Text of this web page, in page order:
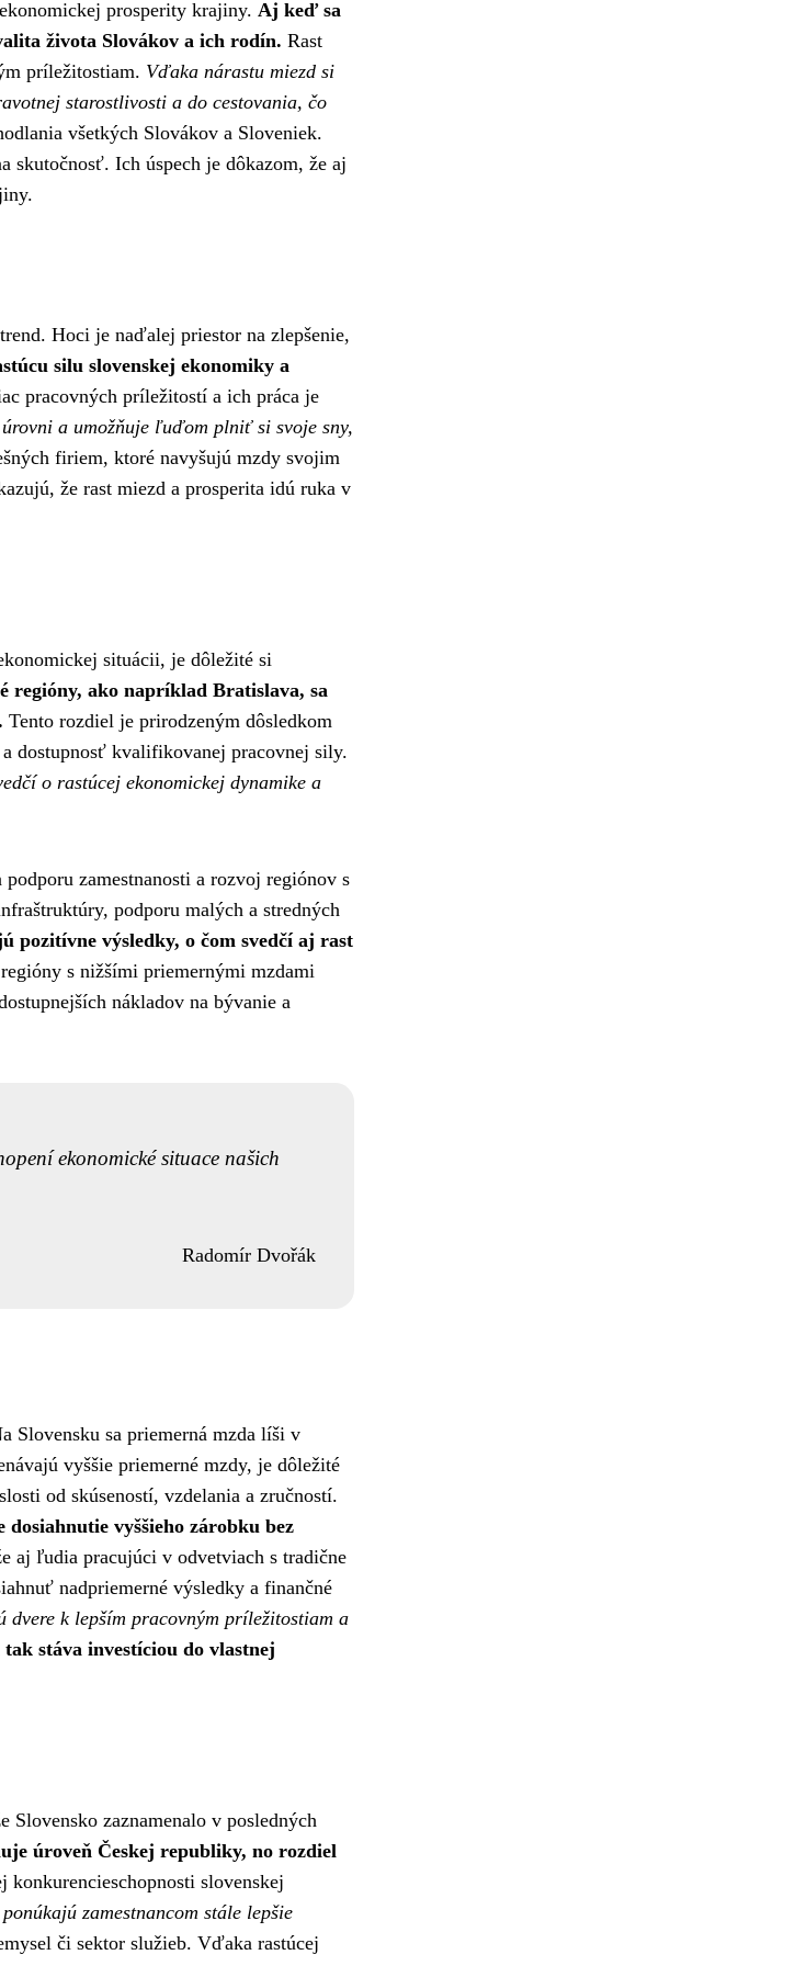
prosperity krajiny. Aj keď sa
života Slovákov a ich rodín. Rast
príležitostiam. Vďaka nárastu miezd si
starostlivosti a do cestovania, čo
všetkých Slovákov a Sloveniek.
Ich úspech je dôkazom, že aj
Hoci je naďalej priestor na zlepšenie,
silu slovenskej ekonomiky a
pracovných príležitostí a ich práca je
a umožňuje ľuďom plniť si svoje sny,
firiem, ktoré navyšujú mzdy svojim
že rast miezd a prosperita idú ruka v
situácii, je dôležité si
regióny, ako napríklad Bratislava, sa
Tento rozdiel je prirodzeným dôsledkom
dostupnosť kvalifikovanej pracovnej sily.
o rastúcej ekonomickej dynamike a
zamestnanosti a rozvoj regiónov s
podporu malých a stredných
pozitívne výsledky, o čom svedčí aj rast
s nižšími priemernými mzdami
nákladov na bývanie a
ekonomické situace našich
Radomír Dvořák
Slovensku sa priemerná mzda líši v
vyššie priemerné mzdy, je dôležité
od skúseností, vzdelania a zručností.
vyššieho zárobku bez
aj ľudia pracujúci v odvetviach s tradične
nadpriemerné výsledky a finančné
k lepším pracovným príležitostiam a
stáva investíciou do vlastnej
zaznamenalo v posledných
úroveň Českej republiky, no rozdiel
slovenskej
zamestnancom stále lepšie
či sektor služieb. Vďaka rastúcej